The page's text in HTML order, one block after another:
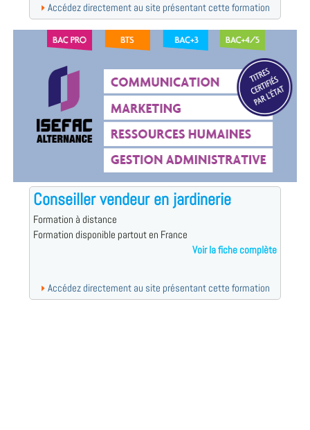
Accédez directement au site présentant cette formation
Conseiller vendeur en jardinerie
Formation à distance
Formation disponible partout en France
Voir la fiche complète
Accédez directement au site présentant cette formation